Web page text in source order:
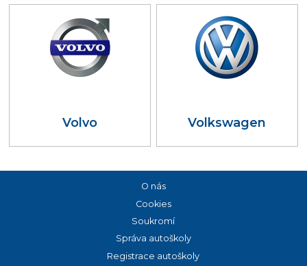
Volvo Volkswagen
O nás
Cookies
Soukromí
Správa autoškoly
Registrace autoškoly